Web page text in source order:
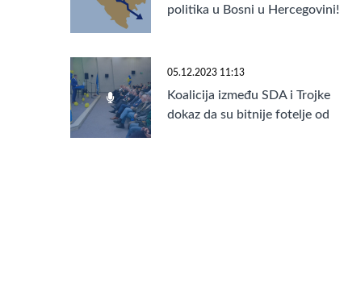
politika u Bosni u Hercegovini!
05.12.2023 11:13
Koalicija između SDA i Trojke
dokaz da su bitnije fotelje od